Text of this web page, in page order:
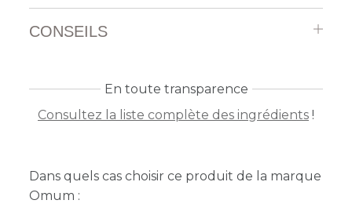
CONSEILS
En toute transparence
Consultez la liste complète des ingrédients !
Dans quels cas choisir ce produit de la marque
Omum :